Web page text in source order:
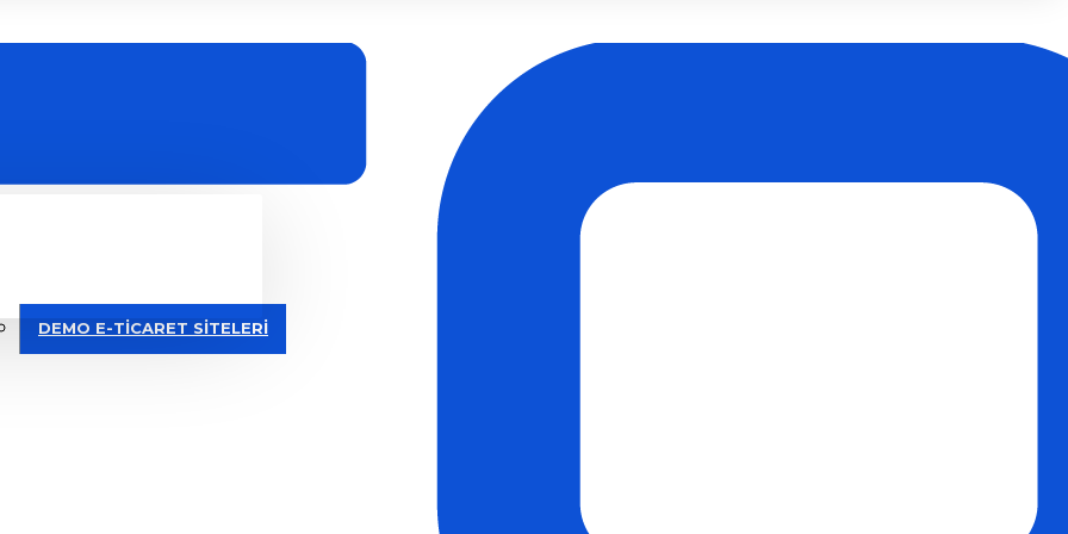
DEMO E-TİCARET SİTELERİ